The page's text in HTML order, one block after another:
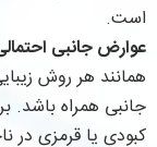
است.
عوارض جانبی
همانند هر روش
جانبی همراه باشد.
کبودی یا قرمزی در